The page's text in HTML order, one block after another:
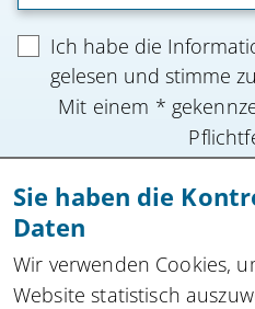
Ich habe die
gelesen und stimme
Mit einem *
Anmeldung
Zu allen
Sie haben die
Daten
Wir verwenden Cookies,
Website statistisch